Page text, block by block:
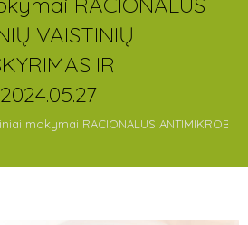
VAISTINIŲ
IR
mokymai RACIONALUS